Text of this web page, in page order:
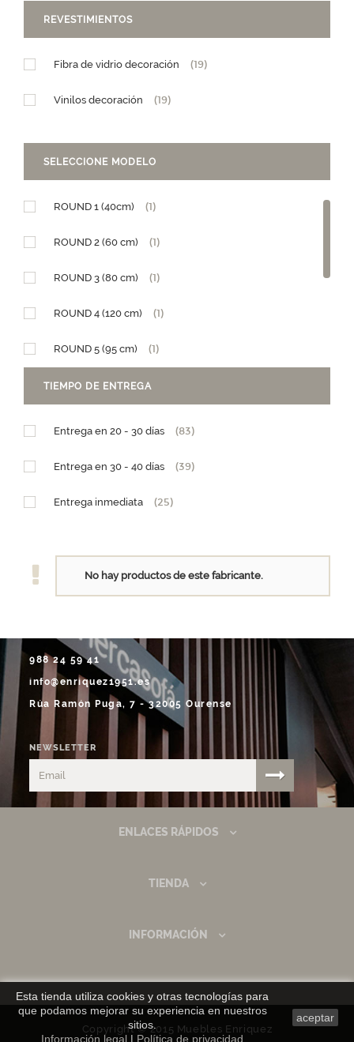
REVESTIMIENTOS
Fibra de vidrio decoración (19)
Vinilos decoración (19)
SELECCIONE MODELO
ROUND 1 (40cm) (1)
ROUND 2 (60 cm) (1)
ROUND 3 (80 cm) (1)
ROUND 4 (120 cm) (1)
ROUND 5 (95 cm) (1)
Diseño Granja (1)
TIEMPO DE ENTREGA
Entrega en 20 - 30 días (83)
Entrega en 30 - 40 días (39)
Entrega inmediata (25)
No hay productos de este fabricante.
988 24 59 41
info@enriquez1951.es
Rúa Ramón Puga, 7 - 32005 Ourense
NEWSLETTER
ENLACES RÁPIDOS
TIENDA
INFORMACIÓN
Esta tienda utiliza cookies y otras tecnologías para
que podamos mejorar su experiencia en nuestros
sitios.
Información legal | Política de privacidad
aceptar
Copyright © 2015 Muebles Enriquez